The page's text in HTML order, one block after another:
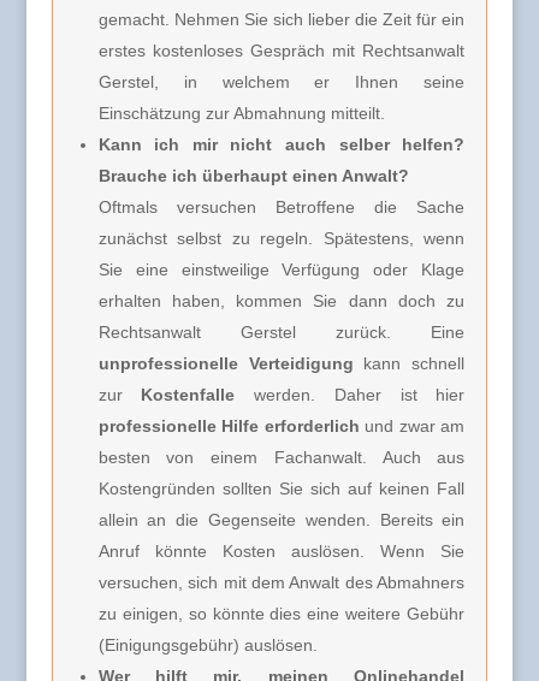
gemacht. Nehmen Sie sich lieber die Zeit für ein
erstes kostenloses Gespräch mit Rechtsanwalt
Gerstel, in welchem er Ihnen seine
Einschätzung zur Abmahnung mitteilt.
Kann ich mir nicht auch selber helfen?
Brauche ich überhaupt einen Anwalt?
Oftmals versuchen Betroffene die Sache
zunächst selbst zu regeln. Spätestens, wenn
Sie eine einstweilige Verfügung oder Klage
erhalten haben, kommen Sie dann doch zu
Rechtsanwalt Gerstel zurück. Eine
unprofessionelle Verteidigung kann schnell
zur Kostenfalle werden. Daher ist hier
professionelle Hilfe erforderlich und zwar am
besten von einem Fachanwalt. Auch aus
Kostengründen sollten Sie sich auf keinen Fall
allein an die Gegenseite wenden. Bereits ein
Anruf könnte Kosten auslösen. Wenn Sie
versuchen, sich mit dem Anwalt des Abmahners
zu einigen, so könnte dies eine weitere Gebühr
(Einigungsgebühr) auslösen.
Wer hilft mir, meinen Onlinehandel